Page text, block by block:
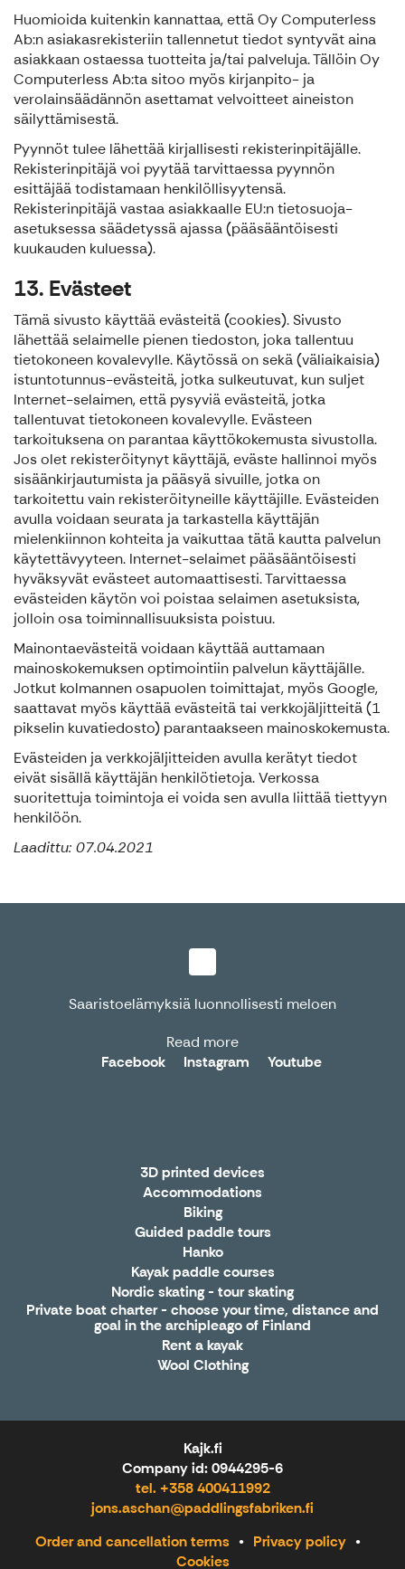
Huomioida kuitenkin kannattaa, että Oy Computerless
Ab:n asiakasrekisteriin tallennetut tiedot syntyvät aina
asiakkaan ostaessa tuotteita ja/tai palveluja. Tällöin Oy
Computerless Ab:ta sitoo myös kirjanpito- ja
verolainsäädännön asettamat velvoitteet aineiston
säilyttämisestä.
Pyynnöt tulee lähettää kirjallisesti rekisterinpitäjälle.
Rekisterinpitäjä voi pyytää tarvittaessa pyynnön
esittäjää todistamaan henkilöllisyytensä.
Rekisterinpitäjä vastaa asiakkaalle EU:n tietosuoja-
asetuksessa säädetyssä ajassa (pääsääntöisesti
kuukauden kuluessa).
13. Evästeet
Tämä sivusto käyttää evästeitä (cookies). Sivusto
lähettää selaimelle pienen tiedoston, joka tallentuu
tietokoneen kovalevylle. Käytössä on sekä (väliaikaisia)
istuntotunnus-evästeitä, jotka sulkeutuvat, kun suljet
Internet-selaimen, että pysyviä evästeitä, jotka
tallentuvat tietokoneen kovalevylle. Evästeen
tarkoituksena on parantaa käyttökokemusta sivustolla.
Jos olet rekisteröitynyt käyttäjä, eväste hallinnoi myös
sisäänkirjautumista ja pääsyä sivuille, jotka on
tarkoitettu vain rekisteröityneille käyttäjille. Evästeiden
avulla voidaan seurata ja tarkastella käyttäjän
mielenkiinnon kohteita ja vaikuttaa tätä kautta palvelun
käytettävyyteen. Internet-selaimet pääsääntöisesti
hyväksyvät evästeet automaattisesti. Tarvittaessa
evästeiden käytön voi poistaa selaimen asetuksista,
jolloin osa toiminnallisuuksista poistuu.
Mainontaevästeitä voidaan käyttää auttamaan
mainoskokemuksen optimointiin palvelun käyttäjälle.
Jotkut kolmannen osapuolen toimittajat, myös Google,
saattavat myös käyttää evästeitä tai verkkojäljitteitä (1
pikselin kuvatiedosto) parantaakseen mainoskokemusta.
Evästeiden ja verkkojäljitteiden avulla kerätyt tiedot
eivät sisällä käyttäjän henkilötietoja. Verkossa
suoritettuja toimintoja ei voida sen avulla liittää tiettyyn
henkilöön.
Laadittu: 07.04.2021
Saaristoelämyksiä luonnollisesti meloen
Read more
Facebook
Instagram Youtube
3D printed devices
Accommodations
Biking
Guided paddle tours
Hanko
Kayak paddle courses
Nordic skating - tour skating
Private boat charter - choose your time, distance and
goal in the archipleago of Finland
Rent a kayak
Wool Clothing
Kajk.fi
Company id: 0944295-6
tel. +358 400411992
jons.aschan@paddlingsfabriken.fi
Order and cancellation terms
Privacy policy
Cookies